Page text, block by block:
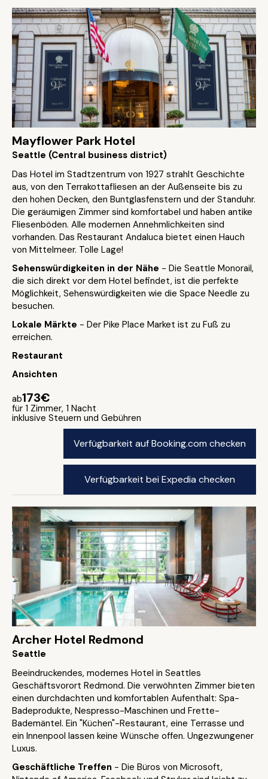
Mayflower Park Hotel
Seattle (Central business district)
Das Hotel im Stadtzentrum von 1927 strahlt Geschichte
aus, von den Terrakottafliesen an der Außenseite bis zu
den hohen Decken, den Buntglasfenstern und der Standuhr.
Die geräumigen Zimmer sind komfortabel und haben antike
Fliesenböden. Alle modernen Annehmlichkeiten sind
vorhanden. Das Restaurant Andaluca bietet einen Hauch
von Mittelmeer. Tolle Lage!
Sehenswürdigkeiten in der Nähe - Die Seattle Monorail,
die sich direkt vor dem Hotel befindet, ist die perfekte
Möglichkeit, Sehenswürdigkeiten wie die Space Needle zu
besuchen.
Lokale Märkte - Der Pike Place Market ist zu Fuß zu
erreichen.
Restaurant
Ansichten
ab173€
für 1 Zimmer, 1 Nacht
inklusive Steuern und Gebühren
Verfügbarkeit auf Booking.com checken
Verfügbarkeit bei Expedia checken
Archer Hotel Redmond
Seattle
Beeindruckendes, modernes Hotel in Seattles
Geschäftsvorort Redmond. Die verwöhnten Zimmer bieten
einen durchdachten und komfortablen Aufenthalt: Spa-
Badeprodukte, Nespresso-Maschinen und Frette-
Bademäntel. Ein "Küchen"-Restaurant, eine Terrasse und
ein Innenpool lassen keine Wünsche offen. Ungezwungener
Luxus.
Geschäftliche Treffen - Die Büros von Microsoft,